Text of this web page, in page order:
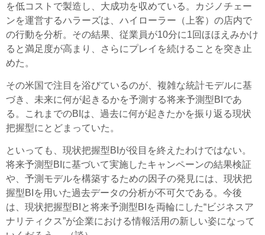
を低コストで製造し、大成功を収めている。カジノチェー
ンを運営するハラーズは、ハイローラー（上客）の店内で
の行動を分析。その結果、従業員が10分に1回ほほえみかけ
ると満足度が高まり、さらにプレイを続けることを突き止
めた。
その米国で注目を浴びているのが、複雑な統計モデルに基
づき、未来に何が起きるかを予測する将来予測型BIであ
る。これまでのBIは、過去に何が起きたかを振り返る現状
把握型にとどまっていた。
といっても、現状把握型BIが役目を終えたわけではない。
将来予測型BIに基づいて実施したキャンペーンの結果検証
や、予測モデルを構築するための因子の発見には、現状把
握型BIを用いた過去データの分析が不可欠である。今後
は、現状把握型BIと将来予測型BIを両輪にした“ビジネスア
ナリティクス”が企業における情報活用の新しい姿になって